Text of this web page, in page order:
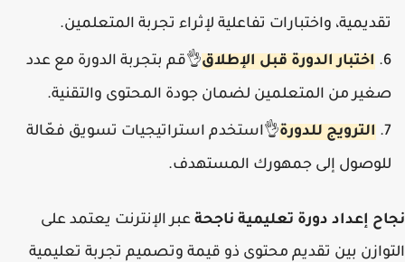
تقديمية، واختبارات تفاعلية لإثراء تجربة المتعلمين.
اختبار الدورة قبل الإطلاق👌قم بتجربة الدورة مع عدد
صغير من المتعلمين لضمان جودة المحتوى والتقنية.
الترويج للدورة👌استخدم استراتيجيات تسويق فعّالة
للوصول إلى جمهورك المستهدف.
نجاح إعداد دورة تعليمية ناجحة عبر الإنترنت يعتمد على
التوازن بين تقديم محتوى ذو قيمة وتصميم تجربة تعليمية